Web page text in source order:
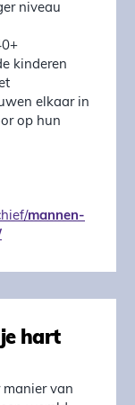
niveau
kinderen
elkaar in
op hun
mannen-
hart
van